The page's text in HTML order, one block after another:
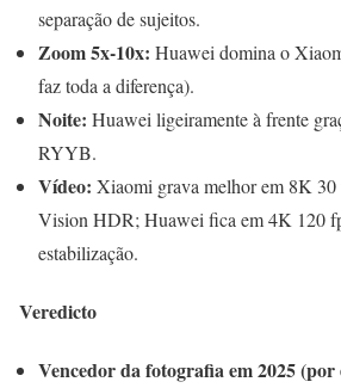
separação de sujeitos.
Zoom 5x-10x: Huawei domina o
faz toda a diferença).
Noite: Huawei ligeiramente à frente
RYYB.
Vídeo: Xiaomi grava melhor em 8K
Vision HDR; Huawei fica em 4K 120
estabilização.
Veredicto
Vencedor da fotografia em 2025